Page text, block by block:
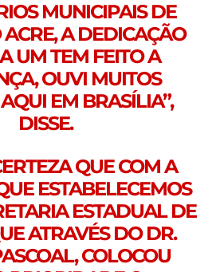
MUNICIPAIS DE
A DEDICAÇÃO
UM TEM FEITO A
OUVI MUITOS
EM BRASÍLIA”,
DISSE.
QUE COM A
ESTABELECEMOS
ESTADUAL DE
ATRAVÉS DO DR.
COLOCOU